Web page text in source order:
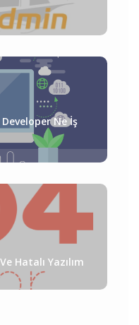
Ne İş
Hatalı Yazılım